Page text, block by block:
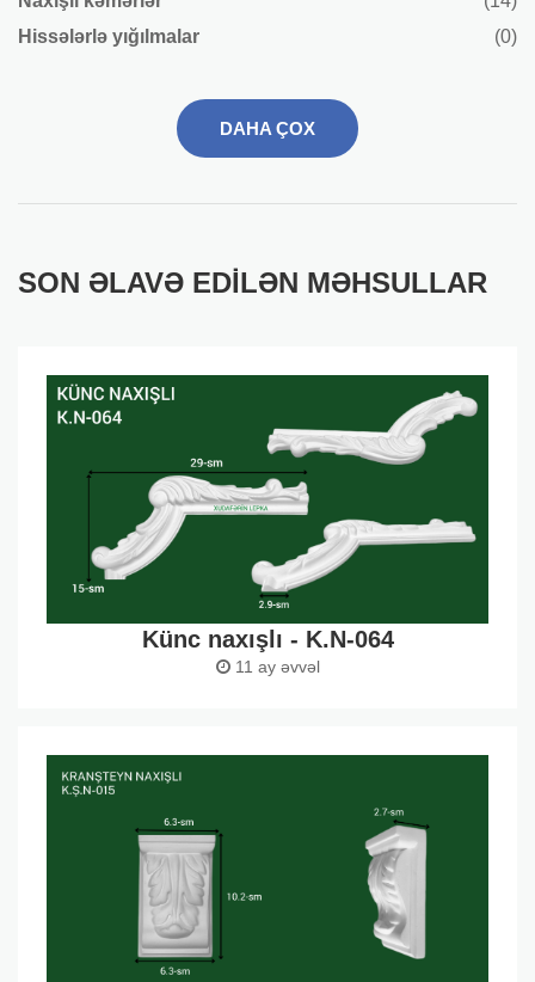
Hissələrlə yığılmalar
(0)
DAHA ÇOX
SON ƏLAVƏ EDILƏN MƏHSULLAR
Künc naxışlı - K.N-064
11 ay əvvəl